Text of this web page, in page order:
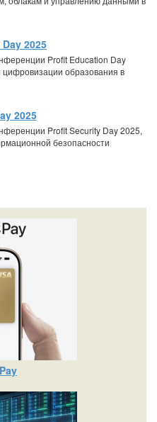
2025
Profit Education Day
образования в
2025
Profit Security Day 2025,
безопасности